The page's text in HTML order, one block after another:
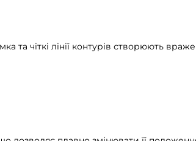
та чіткі лінії контурів створюють